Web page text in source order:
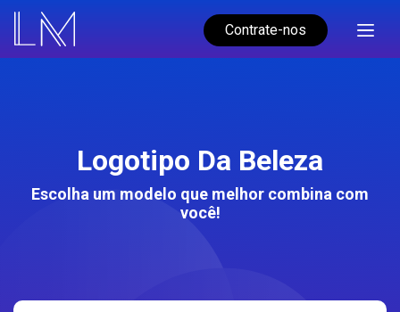
Contrate-nos
Logotipo Da Beleza
Escolha um modelo que melhor combina com
você!